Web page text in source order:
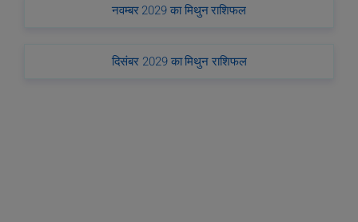
नवम्बर 2029 का मिथुन राशिफल
दिसंबर 2029 का मिथुन राशिफल